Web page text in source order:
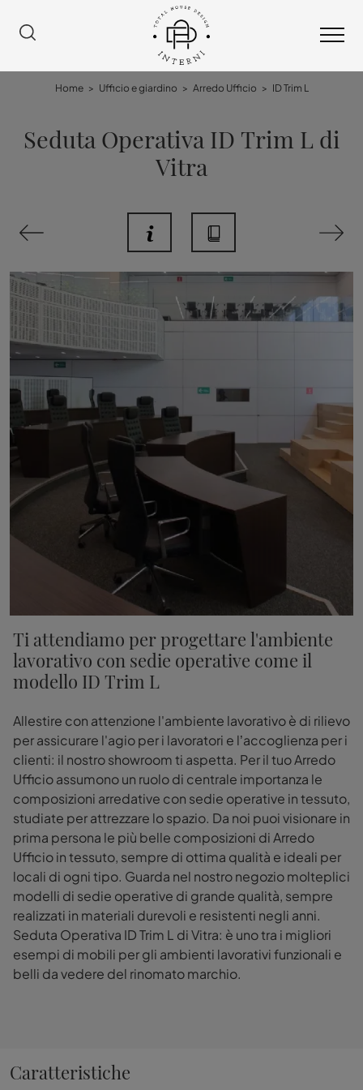
Home > Ufficio e giardino > Arredo Ufficio > ID Trim L
Seduta Operativa ID Trim L di
Vitra
Ti attendiamo per progettare l'ambiente
lavorativo con sedie operative come il
modello ID Trim L
Allestire con attenzione l'ambiente lavorativo è di rilievo
per assicurare l'agio per i lavoratori e l’accoglienza per i
clienti: il nostro showroom ti aspetta. Per il tuo Arredo
Ufficio assumono un ruolo di centrale importanza le
composizioni arredative con sedie operative in tessuto,
studiate per attrezzare lo spazio. Da noi puoi visionare in
prima persona le più belle composizioni di Arredo
Ufficio in tessuto, sempre di ottima qualità e ideali per
locali di ogni tipo. Guarda nel nostro negozio molteplici
modelli di sedie operative di grande qualità, sempre
realizzati in materiali durevoli e resistenti negli anni.
Seduta Operativa ID Trim L di Vitra: è uno tra i migliori
esempi di mobili per gli ambienti lavorativi funzionali e
belli da vedere del rinomato marchio.
Caratteristiche